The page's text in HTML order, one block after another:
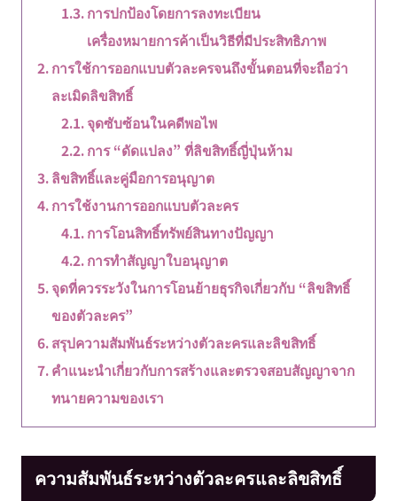
การปกป้องโดยการลงทะเบียน
เครื่องหมายการค้าเป็นวิธีที่มีประสิทธิภาพ
การใช้การออกแบบตัวละครจนถึงขั้นตอนที่จะถือว่า
ละเมิดลิขสิทธิ์
จุดซับซ้อนในคดีพอไพ
การ “ดัดแปลง” ที่ลิขสิทธิ์ญี่ปุ่นห้าม
ลิขสิทธิ์และคู่มือการอนุญาต
การใช้งานการออกแบบตัวละคร
การโอนสิทธิ์ทรัพย์สินทางปัญญา
การทำสัญญาใบอนุญาต
จุดที่ควรระวังในการโอนย้ายธุรกิจเกี่ยวกับ “ลิขสิทธิ์
ของตัวละคร”
สรุปความสัมพันธ์ระหว่างตัวละครและลิขสิทธิ์
คำแนะนำเกี่ยวกับการสร้างและตรวจสอบสัญญาจาก
ทนายความของเรา
ความสัมพันธ์ระหว่างตัวละครและลิขสิทธิ์